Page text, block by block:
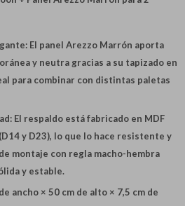
El panel Arezzo Marrón aporta
y neutra gracias a su tapizado en
para combinar con distintas paletas
El respaldo está fabricado en MDF
y D23), lo que lo hace resistente y
montaje con regla macho-hembra
y estable.
ancho × 50 cm de alto × 7,5 cm de